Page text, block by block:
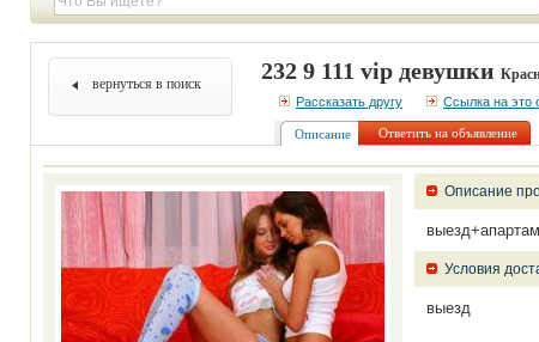
вернуться в поиск 232 9 111 vip девушки
Рассказать другу Ссылка на это
Описание Ответить на объявление
Описание
Условия
выезд